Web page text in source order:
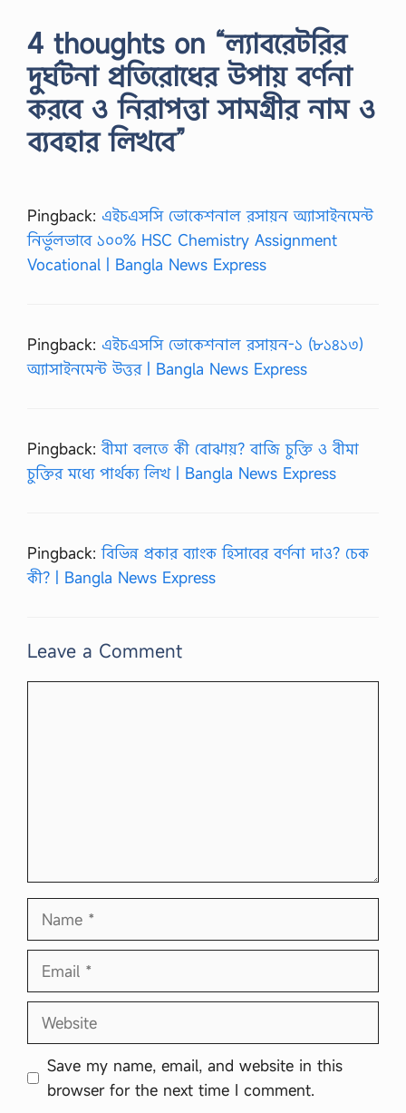
4 thoughts on “ল্যাবরেটরির
দুর্ঘটনা প্রতিরোধের উপায় বর্ণনা
করবে ও নিরাপত্তা সামগ্রীর নাম ও
ব্যবহার লিখবে”
Pingback: এইচএসসি ভোকেশনাল রসায়ন অ্যাসাইনমেন্ট
নির্ভুলভাবে ১০০% HSC Chemistry Assignment
Vocational | Bangla News Express
Pingback: এইচএসসি ভোকেশনাল রসায়ন-১ (৮১৪১৩)
অ্যাসাইনমেন্ট উত্তর | Bangla News Express
Pingback:বীমা বলতে কী বোঝায়? বাজি চুক্তি ও বীমা
চুক্তির মধ্যে পার্থক্য লিখ | Bangla News Express
Pingback:বিভিন্ন প্রকার ব্যাংক হিসাবের বর্ণনা দাও? চেক
কী? | Bangla News Express
Leave a Comment
Name
Email
Website
Save my name, email, and website in this
browser for the next time I comment.